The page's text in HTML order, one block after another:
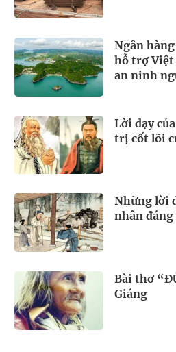
Ngân
hỗ trợ Việt
an ninh
Lời dạy
trị cốt lõi
Những lời
nhân đáng
Bài thơ
Giáng